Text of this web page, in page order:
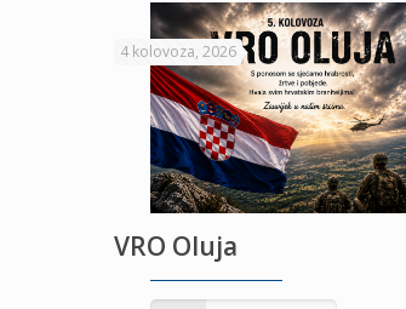
4 kolovoza, 2026
VRO Oluja